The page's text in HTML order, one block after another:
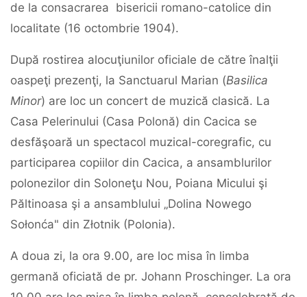
de la consacrarea bisericii romano-catolice din
localitate (16 octombrie 1904).
După rostirea alocuţiunilor oficiale de către înalţii
oaspeţi prezenţi, la Sanctuarul Marian (Basilica
Minor) are loc un concert de muzică clasică. La
Casa Pelerinului (Casa Polonă) din Cacica se
desfăşoară un spectacol muzical-coregrafic, cu
participarea copiilor din Cacica, a ansamblurilor
polonezilor din Soloneţu Nou, Poiana Micului şi
Păltinoasa şi a ansamblului „Dolina Nowego
Sołonća" din Złotnik (Polonia).
A doua zi, la ora 9.00, are loc misa în limba
germană oficiată de pr. Johann Proschinger. La ora